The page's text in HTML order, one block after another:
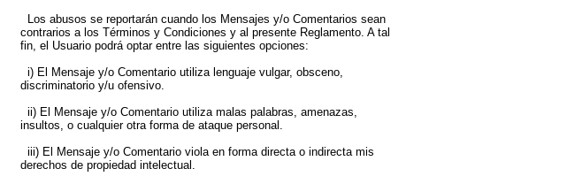
Los abusos se reportarán cuando los Mensajes y/o Comentarios sean
contrarios a los Términos y Condiciones y al presente Reglamento. A tal
fin, el Usuario podrá optar entre las siguientes opciones:
i) El Mensaje y/o Comentario utiliza lenguaje vulgar, obsceno,
discriminatorio y/u ofensivo.
ii) El Mensaje y/o Comentario utiliza malas palabras, amenazas,
insultos, o cualquier otra forma de ataque personal.
iii) El Mensaje y/o Comentario viola en forma directa o indirecta mis
derechos de propiedad intelectual.